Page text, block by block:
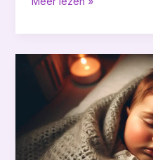
de
beste
speen
baby?